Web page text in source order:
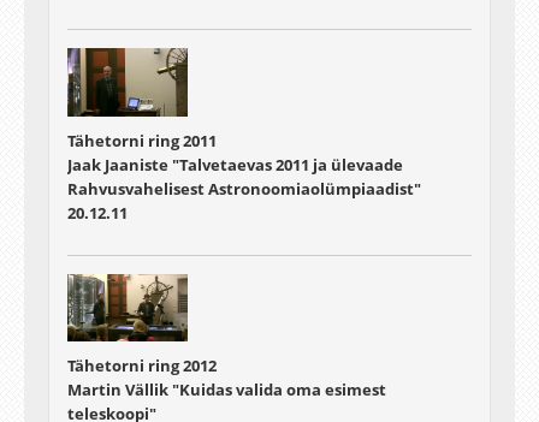
Tähetorni ring 2011
Jaak Jaaniste "Talvetaevas 2011 ja ülevaade
Rahvusvahelisest Astronoomiaolümpiaadist"
20.12.11
Tähetorni ring 2012
Martin Vällik "Kuidas valida oma esimest
teleskoopi"